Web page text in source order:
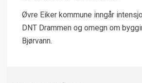
Øvre Eiker kommune inngår
DNT Drammen og omegn om
Bjørvann.